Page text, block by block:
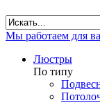
Мы работаем для
Люстры
По типу